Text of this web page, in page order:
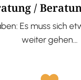
/
Es muss sich
weiter gehen…